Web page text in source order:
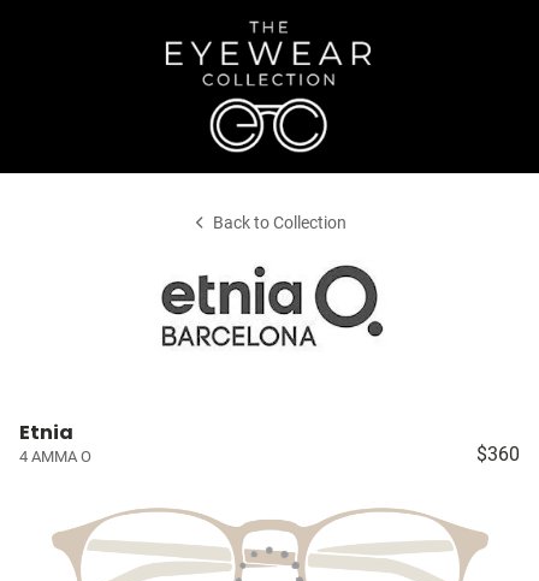
Back to Collection
Etnia
4 AMMA O $360